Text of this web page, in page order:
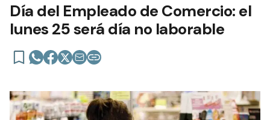
Día del Empleado de Comercio: el
lunes 25 será día no laborable